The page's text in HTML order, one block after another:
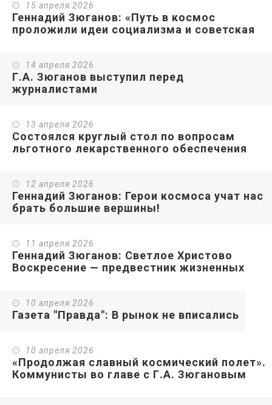
15 апреля 2026
Геннадий Зюганов: «Путь в космос
проложили идеи социализма и советская
14 апреля 2026
Г.А. Зюганов выступил перед
журналистами
13 апреля 2026
Состоялся круглый стол по вопросам
льготного лекарственного обеспечения
12 апреля 2026
Геннадий Зюганов: Герои космоса учат нас
брать большие вершины!
11 апреля 2026
Геннадий Зюганов: Светлое Христово
Воскресение — предвестник жизненных
10 апреля 2026
Газета "Правда": В рынок не вписались
10 апреля 2026
«Продолжая славный космический полет».
Коммунисты во главе с Г.А. Зюгановым